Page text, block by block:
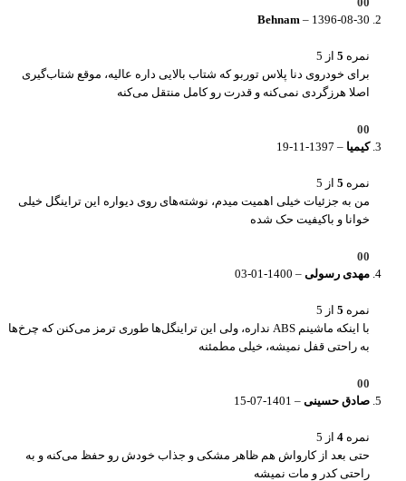
Behnam – 1396-08-30
نمره 5 از 5
برای خودروی دنا پلاس توربو که شتاب بالایی داره عالیه، موقع شتاب‌گیری
اصلا هرزگردی نمی‌کنه و قدرت رو کامل منتقل می‌کنه
0
0
کیمیا –
1397-11-19
نمره 5 از 5
من به جزئیات خیلی اهمیت میدم، نوشته‌های روی دیواره این تراینگل خیلی
خوانا و باکیفیت حک شده
0
0
مهدی رسولی –
1400-01-03
نمره 5 از 5
با اینکه ماشینم ABS نداره، ولی این تراینگل‌ها طوری ترمز می‌کنن که چرخ‌ها
به راحتی قفل نمیشه، خیلی مطمئنه
0
0
صادق حسینی –
1401-07-15
نمره 4 از 5
حتی بعد از کارواش هم ظاهر مشکی و جذاب خودش رو حفظ می‌کنه و به
راحتی کدر و مات نمیشه